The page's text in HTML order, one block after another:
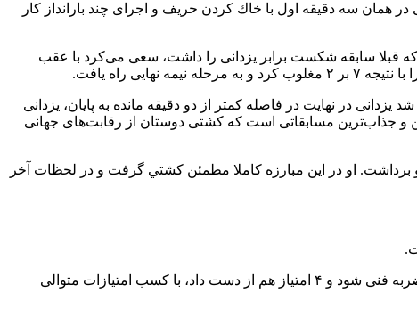
رفت. يزدانى در همان سه دقيقه اول با خاك كردن حريف و اجراى چند بارانداز كار
که قبلا سابقه شکست برابر یزدانی را داشت، سعی می‌کرد با عقب
راه یافت.
در نهایت در فاصله کمتر از دو دقیقه مانده به پایان، یزدانی
و جذاب‌ترین مسابقاتی است که کشتی دوستان از رقابت‌های جهانی
خرامیانکوف از بلاروس را از پیش رو برداشت. او در اين مبارزه كاملا مطمئن كشتي گرفت و در لحظات آخر
امیرحسین زارع در یک چهارم نهایی مقابل دانیل لیگتی از مجارستان قرار گرفت. در حالی که با یک غفلت در ابتدای وقت دوم نزدیک بود ضربه فنی شود و ۴ امتیاز هم از دست داد، با کسب امتیازات متوالی